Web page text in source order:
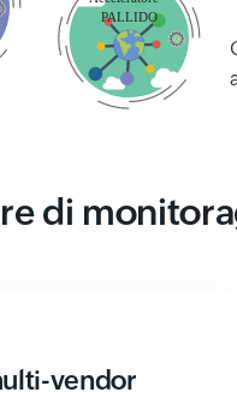
di
vendor